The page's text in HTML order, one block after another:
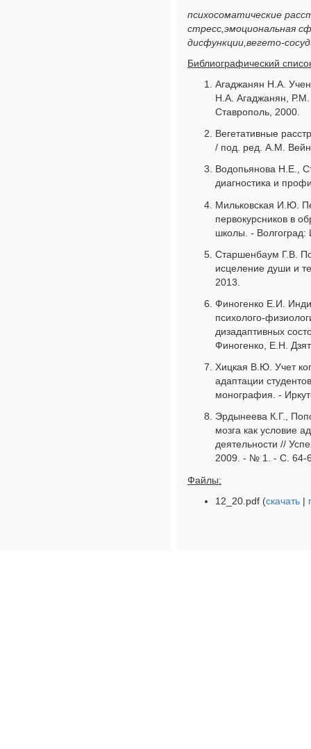
психосоматические
стресс,эмоциональная
дисфункции,вегето-
Библиографический
Агаджанян Н.А.
Н.А. Агаджанян,
Ставрополь, 2000.
Вегетативные
/ под. ред. А.М.
Водопьянова Н.Е.,
диагностика и
Мильковская И.Ю.
первокурсников в
школы. - Волгоград:
Старшенбаум Г.В.
исцеление души и
2013.
Финогенко Е.И.
психолого-
дизадаптивных
Финогенко, Е.Н.
Хицкая В.Ю. Учет
адаптации
монография. -
Эрдынеева К.Г.,
мозга как условие
деятельности //
2009. - № 1. - С. 64-
Файлы:
12_20.pdf (скачать |